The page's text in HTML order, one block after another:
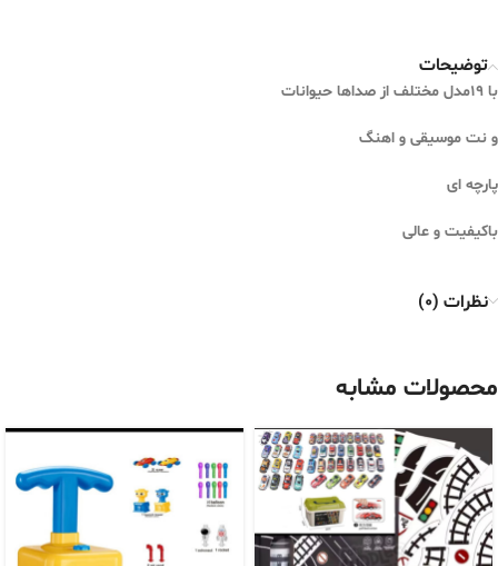
توضیحات
با ۱۹مدل مختلف از صداها حیوانات
و نت موسیقی و اهنگ
پارچه ای
باکیفیت و عالی
نظرات (0)
محصولات مشابه